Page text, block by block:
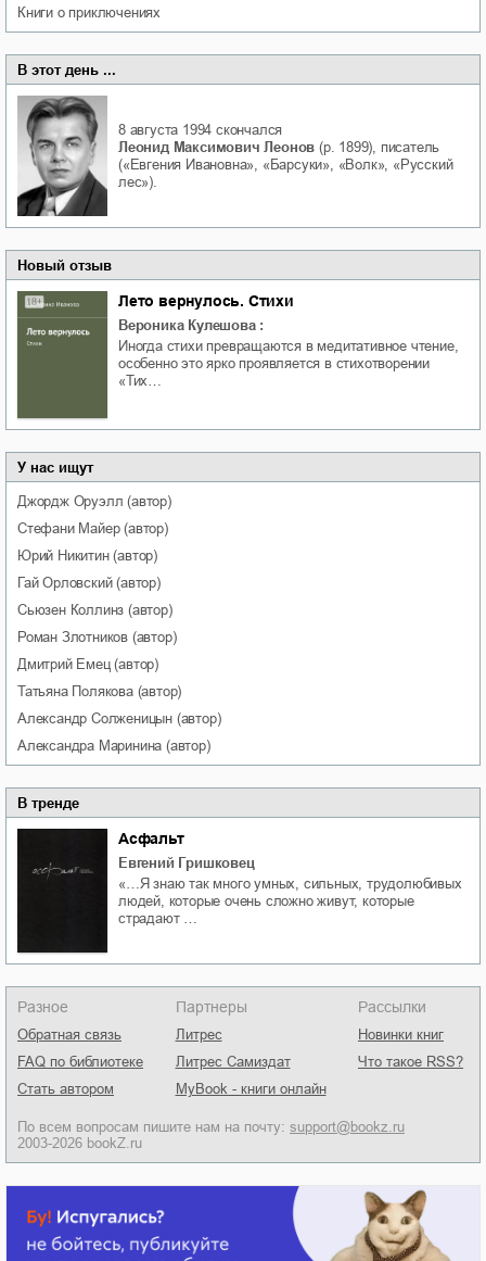
книги о приключениях
В этот день ...
8 августа 1994 скончался
Леонид Максимович Леонов (р. 1899), писатель
(«Евгения Ивановна», «Барсуки», «Волк», «Русский
лес»).
Новый отзыв
Лето вернулось. Стихи
Вероника Кулешова :
Иногда стихи превращаются в медитативное чтение,
особенно это ярко проявляется в стихотворении
«Тих…
У нас ищут
Джордж Оруэлл (автор)
Стефани Майер(автор)
Юрий Никитин(автор)
Гай Орловский(автор)
Сьюзен Коллинз (автор)
Роман Злотников (автор)
Дмитрий Емец(автор)
Татьяна Полякова(автор)
Александр Солженицын (автор)
Александра Маринина (автор)
В тренде
Асфальт
Евгений Гришковец
«…Я знаю так много умных, сильных, трудолюбивых
людей, которые очень сложно живут, которые
страдают …
Разное
Обратная связь
FAQ по библиотеке
Стать автором
Партнеры
Литрес
Литрес Самиздат
MyBook - книги онлайн
Рассылки
Новинки книг
Что такое RSS?
По всем вопросам пишите нам на почту: support@bookz.ru
2003-2026 bookZ.ru